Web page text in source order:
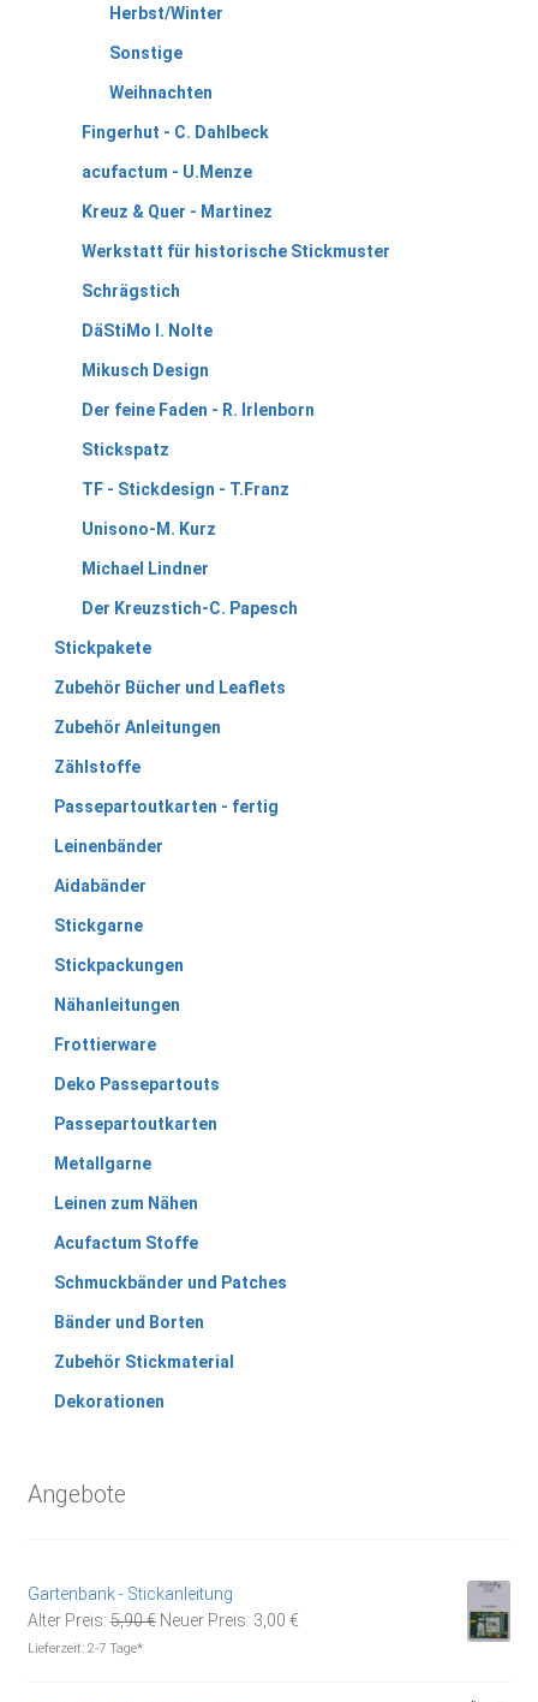
Herbst/Winter
Sonstige
Weihnachten
Fingerhut - C. Dahlbeck
acufactum - U.Menze
Kreuz & Quer - Martinez
Werkstatt für historische Stickmuster
Schrägstich
DäStiMo I. Nolte
Mikusch Design
Der feine Faden - R. Irlenborn
Stickspatz
TF - Stickdesign - T.Franz
Unisono-M. Kurz
Michael Lindner
Der Kreuzstich-C. Papesch
Stickpakete
Zubehör Bücher und Leaflets
Zubehör Anleitungen
Zählstoffe
Passepartoutkarten - fertig
Leinenbänder
Aidabänder
Stickgarne
Stickpackungen
Nähanleitungen
Frottierware
Deko Passepartouts
Passepartoutkarten
Metallgarne
Leinen zum Nähen
Acufactum Stoffe
Schmuckbänder und Patches
Bänder und Borten
Zubehör Stickmaterial
Dekorationen
Angebote
Gartenbank - Stickanleitung
Alter Preis: 5,90€ Ursprünglicher
Neuer Preis: 3,00 €Aktueller
Lieferzeit: 2-7 Tage*